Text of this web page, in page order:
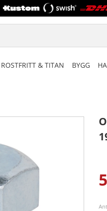
ROSTFRITT & TITAN BYGG